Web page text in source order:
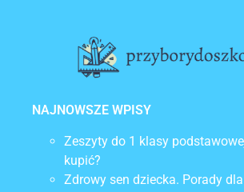
ullamcorper mattis, pulvinar
NAJNOWSZE WPISY
Zeszyty do 1 klasy
kupić?
Zdrowy sen dziecka. Porady